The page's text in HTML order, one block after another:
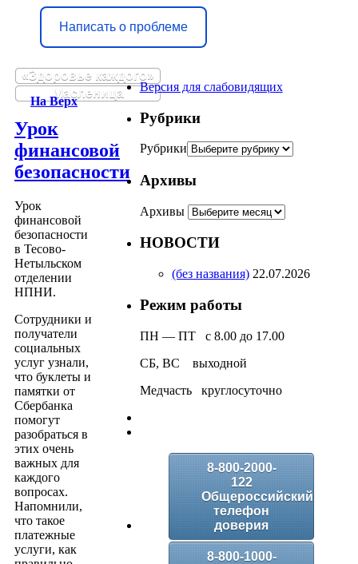
Написать о проблеме
«Здоровье каждого»
Масленица
Урок
финансовой
безопасности
Урок
финансовой
безопасности
в Тесово-
Нетыльском
отделении
НПНИ.
Сотрудники и
получатели
социальных
услуг узнали,
что буклеты и
памятки от
Сбербанка
помогут
разобраться в
этих очень
важных для
каждого
вопросах.
Напомнили,
что такое
платежные
услуги, как
Версия для слабовидящих
Рубрики
Рубрики
Архивы
Архивы
НОВОСТИ
(без названия) 22.07.2026
Режим работы
ПН — ПТ с 8.00 до 17.00
СБ, ВС выходной
Медчасть круглосуточно
8-800-2000-
122
Общероссийский
телефон
доверия
8-800-1000-
На Верх